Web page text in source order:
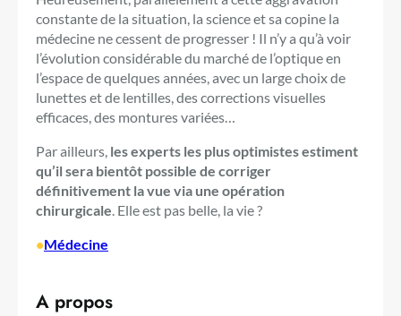
constante de la situation, la science et sa copine la
médecine ne cessent de progresser ! Il n’y a qu’à voir
l’évolution considérable du marché de l’optique en
l’espace de quelques années, avec un large choix de
lunettes et de lentilles, des corrections visuelles
efficaces, des montures variées…
Par ailleurs, les experts les plus optimistes estiment
qu’il sera bientôt possible de corriger
définitivement la vue via une opération
chirurgicale. Elle est pas belle, la vie ?
•Médecine
A propos